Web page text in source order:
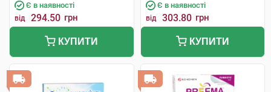
Є в наявності
від 294.50 грн
КУПИТИ
Є в наявності
від 303.80 грн
КУПИТИ